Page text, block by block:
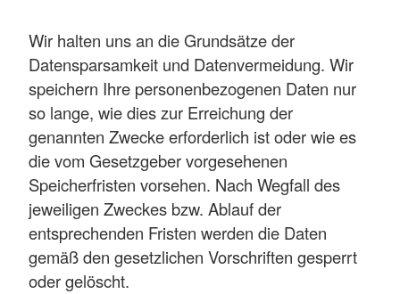
Wir halten uns an die Grundsätze der
Datensparsamkeit und Datenvermeidung. Wir
speichern Ihre personenbezogenen Daten nur
so lange, wie dies zur Erreichung der
genannten Zwecke erforderlich ist oder wie es
die vom Gesetzgeber vorgesehenen
Speicherfristen vorsehen. Nach Wegfall des
jeweiligen Zweckes bzw. Ablauf der
entsprechenden Fristen werden die Daten
gemäß den gesetzlichen Vorschriften gesperrt
oder gelöscht.